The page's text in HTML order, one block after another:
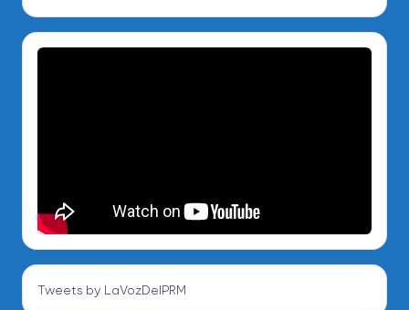
Tweets by LaVozDelPRM